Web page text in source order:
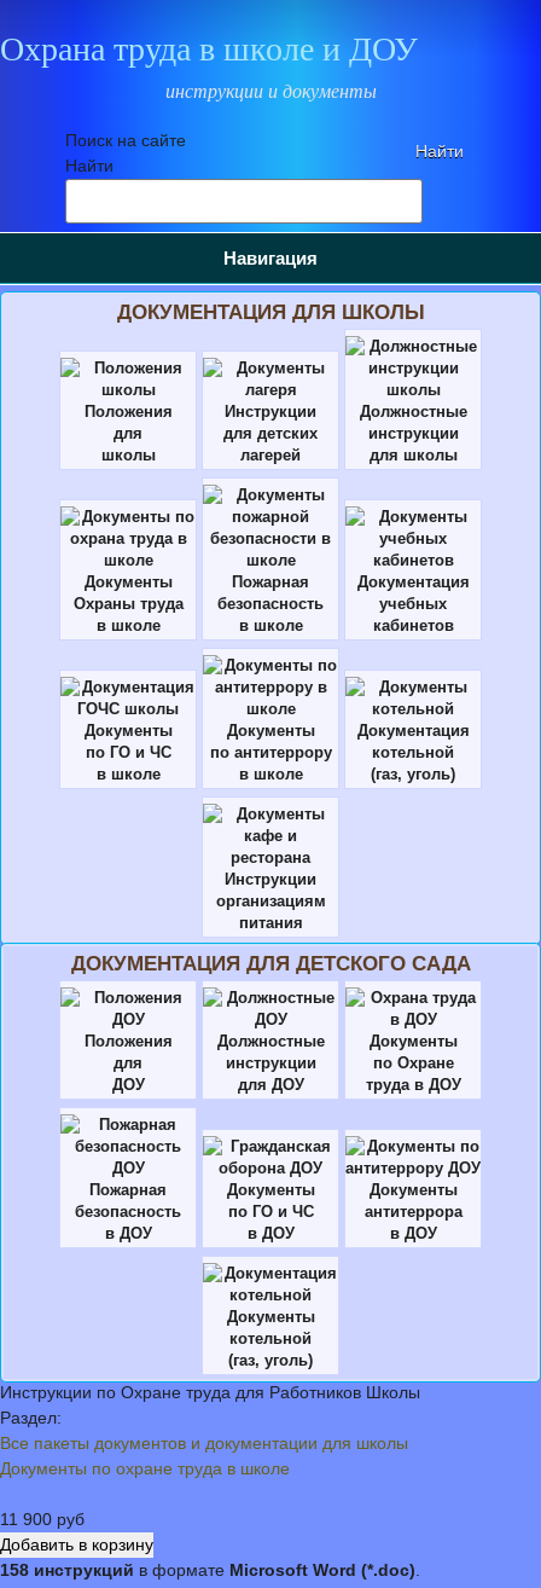
Охрана труда в школе и ДОУ
инструкции и документы
Поиск на сайте
Найти
Навигация
ДОКУМЕНТАЦИЯ ДЛЯ ШКОЛЫ
Положения
для
школы
Инструкции
для детских
лагерей
Должностные
инструкции
для школы
Документы
Охраны труда
в школе
Пожарная
безопасность
в школе
Документация
учебных
кабинетов
Документы
по ГО и ЧС
в школе
Документы
по антитеррору
в школе
Документация
котельной
(газ, уголь)
Инструкции
организациям
питания
ДОКУМЕНТАЦИЯ ДЛЯ ДЕТСКОГО САДА
Положения
для
ДОУ
Должностные
инструкции
для ДОУ
Документы
по Охране
труда в ДОУ
Пожарная
безопасность
в ДОУ
Документы
по ГО и ЧС
в ДОУ
Документы
антитеррора
в ДОУ
Документы
котельной
(газ, уголь)
Инструкции по Охране труда для Работников Школы
Раздел:
Все пакеты документов и документации для школы
Документы по охране труда в школе
11 900 руб
158 инструкций в формате Microsoft Word (*.doc)